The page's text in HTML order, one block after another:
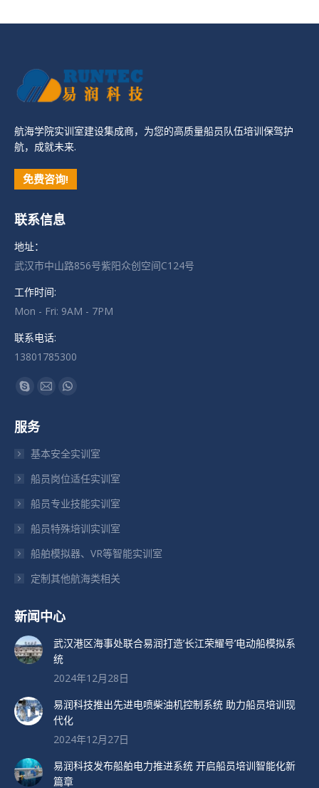
航海学院实训室建设集成商，为您的高质量船员队伍培训保驾护
航，成就未来.
免费咨询!
联系信息
地址：
武汉市中山路856号紫阳众创空间C124号
工作时间:
Mon - Fri: 9AM - 7PM
联系电话:
13801785300
找到我们：
Skype
在
新
口
中
打
Mail
新
口
中
打
Whatsapp
新
口
中
打
服务
基本安全实训室
船员岗位适任实训室
船员专业技能实训室
船员特殊培训实训室
船舶模拟器、VR等智能实训室
定制其他航海类相关
新闻中心
武汉港区海事处联合易润打造’长江荣耀号’电动船模拟系
统
2024年12月28日
易润科技推出先进电喷柴油机控制系统 助力船员培训现
代化
2024年12月27日
易润科技发布船舶电力推进系统 开启船员培训智能化新
篇章